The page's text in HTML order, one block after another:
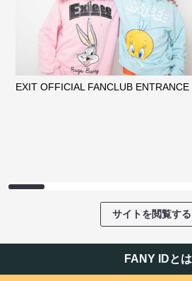
EXIT OFFICIAL FANCLUB ENTRANCE
サイトを閲覧する
FANY IDとは